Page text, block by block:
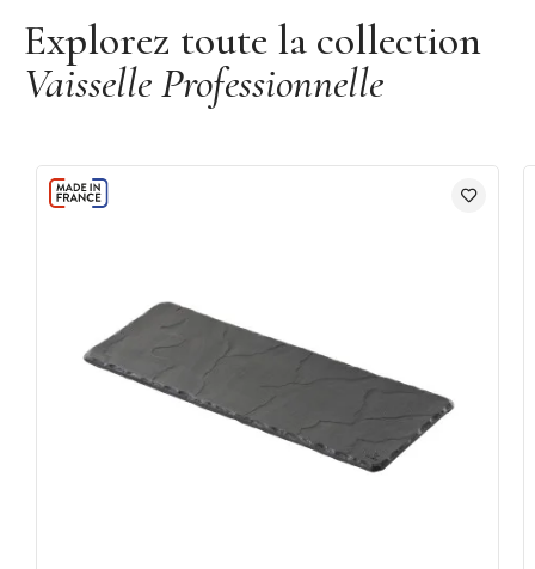
Explorez toute la collection
Vaisselle Professionnelle